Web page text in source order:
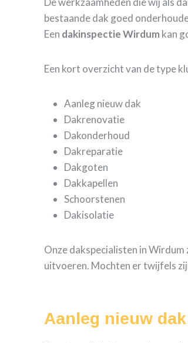
bestaande dak goed
Een dakinspectie Wirdum kan
Een kort overzicht van de type
Aanleg nieuw dak
Dakrenovatie
Dakonderhoud
Dakreparatie
Dakgoten
Dakkapellen
Schoorstenen
Dakisolatie
Onze dakspecialisten in Wirdum
uitvoeren. Mochten er twijfels
Aanleg nieuw dak